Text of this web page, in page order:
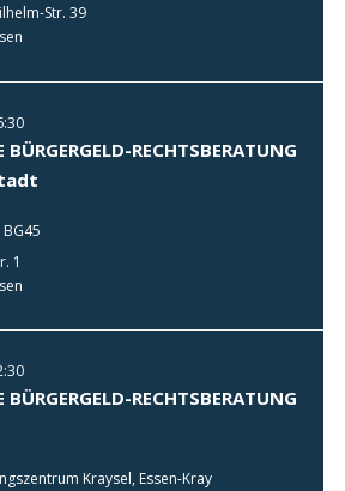
Str. 39
BÜRGERGELD-RECHTSBERATUNG
1
BÜRGERGELD-RECHTSBERATUNG
Kraysel, Essen-Kray